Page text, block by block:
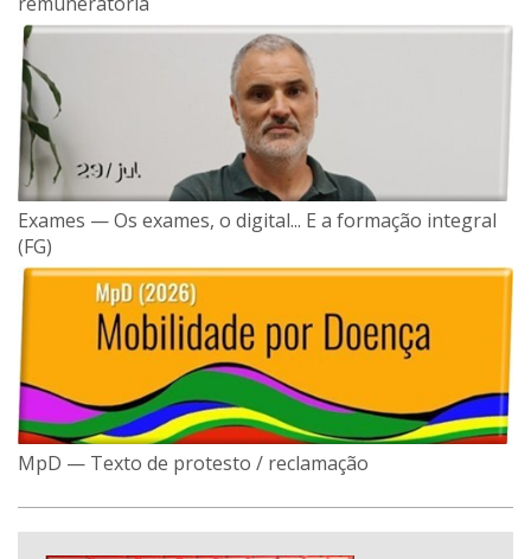
Exames — Os exames, o digital... E a formação integral
(FG)
MpD — Texto de protesto / reclamação